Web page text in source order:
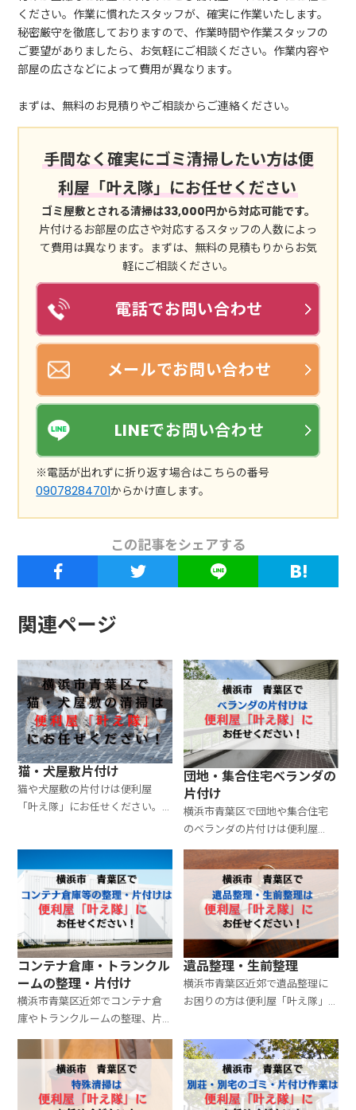
ください。作業に慣れたスタッフが、確実に作業いたします。
秘密厳守を徹底しておりますので、作業時間や作業スタッフの
ご要望がありましたら、お気軽にご相談ください。作業内容や
部屋の広さなどによって費用が異なります。
まずは、無料のお見積りやご相談からご連絡ください。
手間なく確実にゴミ清掃したい方は便
利屋「叶え隊」にお任せください
ゴミ屋敷とされる清掃は33,000円から対応可能です。
片付けるお部屋の広さや対応するスタッフの人数によっ
て費用は異なります。まずは、無料の見積もりからお気
軽にご相談ください。
電話でお問い合わせ
メールでお問い合わせ
LINEでお問い合わせ
※電話が出れずに折り返す場合はこちらの番号
09078284701からかけ直します。
この記事をシェアする
関連ページ
猫・犬屋敷片付け
猫や犬屋敷の片付けは便利屋
「叶え隊」にお任せください。
り・ご相談からご連絡くださ
い。
団地・集合住宅ベランダの
片付け
横浜市青葉区で団地や集合住宅
のベランダの片付けは便利屋
「叶え隊」にお任せください。
費用は8,800円から承ります。作
業内容によって費用が異なりま
すので、まずは無料のお見積り・
ご相談からご連絡ください。
コンテナ倉庫・トランクル
ームの整理・片付け
横浜市青葉区近郊でコンテナ倉
庫やトランクルームの整理、片
付けにお困りの方は、便利屋
「叶え隊」におまかせくださ
い。料金は9,900円から対応して
います。お見積もりは無料です。
お気軽にご相談ください。
遺品整理・生前整理
横浜市青葉区近郊で遺品整理に
お困りの方は便利屋「叶え隊」
55,000円から対応しています。
お見積もりは無料ですので、お気
軽にご相談ください。